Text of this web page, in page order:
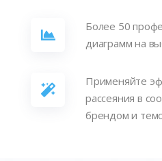
Более 50
диаграмм на
Применяйте
рассеяния в
брендом и